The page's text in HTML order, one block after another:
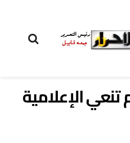
تنعي الإعلامية